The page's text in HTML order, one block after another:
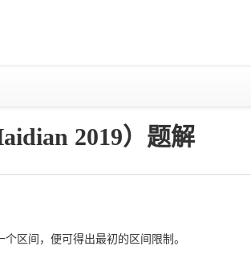
2019）题解
区间，便可得出最初的区间限制。